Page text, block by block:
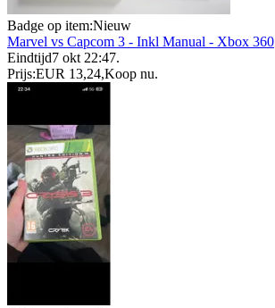
Badge op item:Nieuw
Marvel vs Capcom 3 - Inkl Manual - Xbox 360
Eindtijd7 okt 22:47.
Prijs:EUR 13,24,Koop nu.